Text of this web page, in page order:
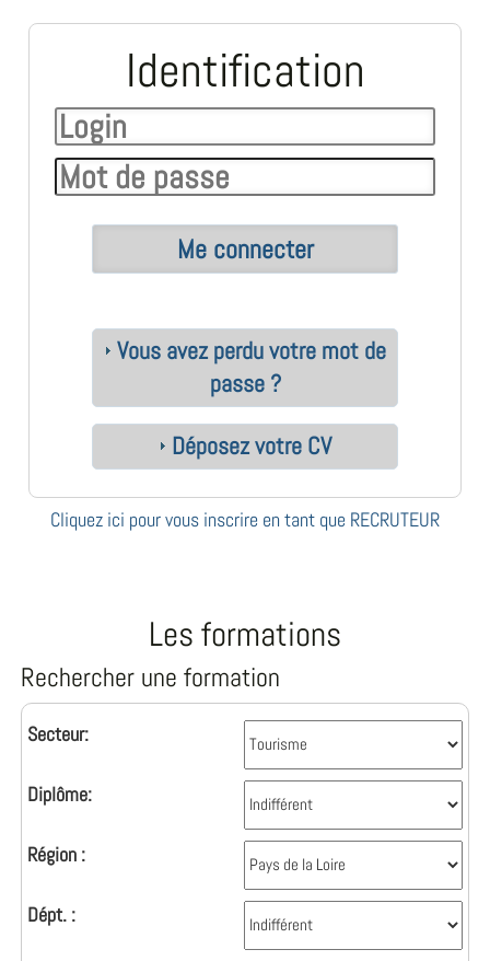
Identification
Vous avez perdu votre mot de
passe ?
Déposez votre CV
Cliquez ici pour vous inscrire en tant que RECRUTEUR
Les formations
Rechercher une formation
Secteur:
Diplôme:
Région :
Dépt. :